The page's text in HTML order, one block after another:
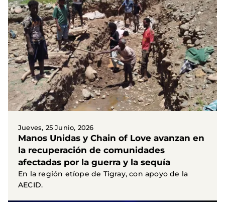
Jueves, 25 Junio, 2026
Manos Unidas y Chain of Love avanzan en
la recuperación de comunidades
afectadas por la guerra y la sequía
En la región etíope de Tigray, con apoyo de la
AECID.